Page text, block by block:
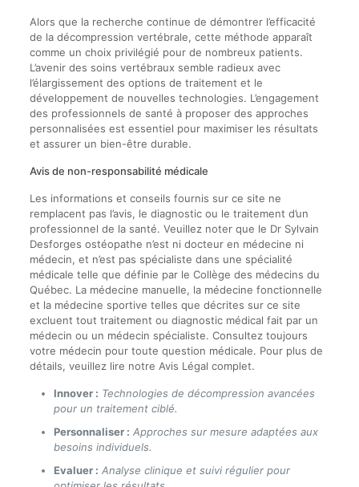
Alors que la recherche continue de démontrer l’efficacité
de la décompression vertébrale, cette méthode apparaît
comme un choix privilégié pour de nombreux patients.
L’avenir des soins vertébraux semble radieux avec
l’élargissement des options de traitement et le
développement de nouvelles technologies. L’engagement
des professionnels de santé à proposer des approches
personnalisées est essentiel pour maximiser les résultats
et assurer un bien-être durable.
Avis de non-responsabilité médicale
Les informations et conseils fournis sur ce site ne
remplacent pas l’avis, le diagnostic ou le traitement d’un
professionnel de la santé. Veuillez noter que le Dr Sylvain
Desforges ostéopathe n’est ni docteur en médecine ni
médecin, et n’est pas spécialiste dans une spécialité
médicale telle que définie par le Collège des médecins du
Québec. La médecine manuelle, la médecine fonctionnelle
et la médecine sportive telles que décrites sur ce site
excluent tout traitement ou diagnostic médical fait par un
médecin ou un médecin spécialiste. Consultez toujours
votre médecin pour toute question médicale. Pour plus de
détails, veuillez lire notre Avis Légal complet.
Innover : Technologies de décompression avancées
pour un traitement ciblé.
Personnaliser : Approches sur mesure adaptées aux
besoins individuels.
Evaluer : Analyse clinique et suivi régulier pour